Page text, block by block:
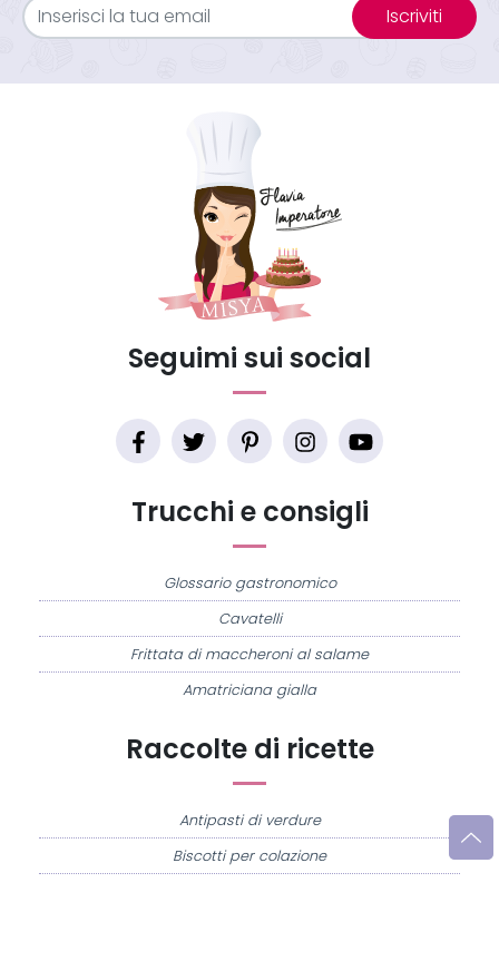
Iscriviti
Raccolte di ricette
Antipasti di verdure
Biscotti per colazione
Trucchi e consigli
Glossario gastronomico
Cavatelli
Frittata di maccheroni al salame
Amatriciana gialla
Seguimi sui social